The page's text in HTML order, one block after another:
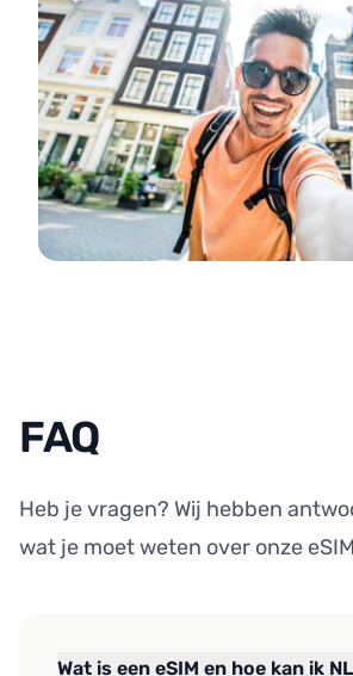
FAQ
Heb je vragen? Wij hebben
wat je moet weten over onze
Wat is een eSIM en hoe kan ik